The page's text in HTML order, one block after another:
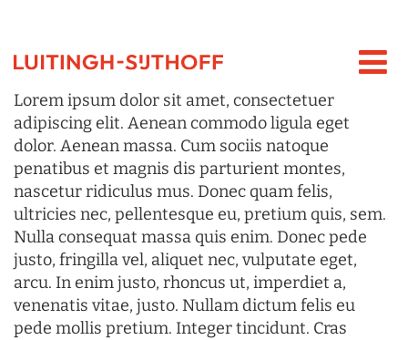
Lorem ipsum dolor sit amet, consectetuer
adipiscing elit. Aenean commodo ligula eget
dolor. Aenean massa. Cum sociis natoque
penatibus et magnis dis parturient montes,
nascetur ridiculus mus. Donec quam felis,
ultricies nec, pellentesque eu, pretium quis, sem.
Nulla consequat massa quis enim. Donec pede
justo, fringilla vel, aliquet nec, vulputate eget,
arcu. In enim justo, rhoncus ut, imperdiet a,
venenatis vitae, justo. Nullam dictum felis eu
pede mollis pretium. Integer tincidunt. Cras